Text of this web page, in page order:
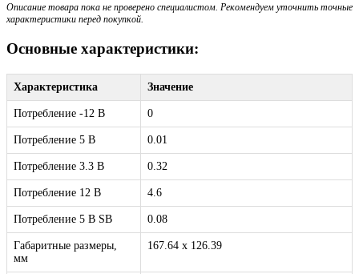
Описание товара пока не проверено специалистом. Рекомендуем уточнить точные
характеристики перед покупкой.
Основные характеристики:
Характеристика Значение
Потребление -12 B 0
Потребление 5 В 0.01
Потребление 3.3 В 0.32
Потребление 12 В 4.6
Потребление 5 В SB 0.08
Габаритные размеры,
мм
167.64 x 126.39